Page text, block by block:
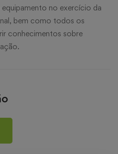
no exercício da
bem como todos os
conhecimentos sobre